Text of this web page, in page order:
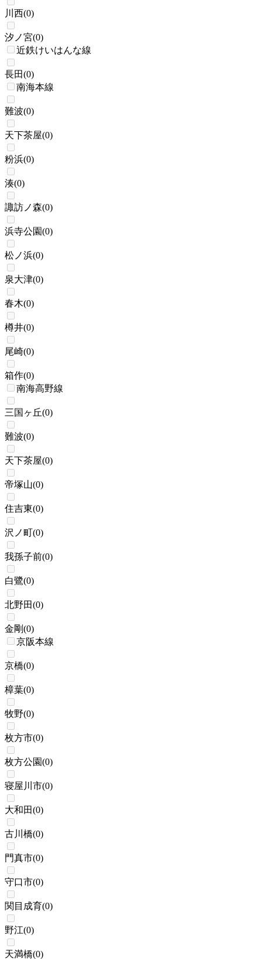
川西(0)
汐ノ宮(0)
近鉄けいはんな線
長田(0)
南海本線
難波(0)
天下茶屋(0)
粉浜(0)
湊(0)
諏訪ノ森(0)
浜寺公園(0)
松ノ浜(0)
泉大津(0)
春木(0)
樽井(0)
尾崎(0)
箱作(0)
南海高野線
三国ヶ丘(0)
難波(0)
天下茶屋(0)
帝塚山(0)
住吉東(0)
沢ノ町(0)
我孫子前(0)
白鷺(0)
北野田(0)
金剛(0)
京阪本線
京橋(0)
樟葉(0)
牧野(0)
枚方市(0)
枚方公園(0)
寝屋川市(0)
大和田(0)
古川橋(0)
門真市(0)
守口市(0)
関目成育(0)
野江(0)
天満橋(0)